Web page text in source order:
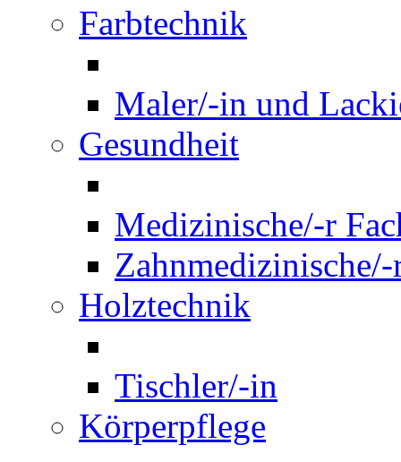
Farbtechnik
Maler/-in und
Gesundheit
Medizinische/-r
Holztechnik
Tischler/-in
Körperpflege